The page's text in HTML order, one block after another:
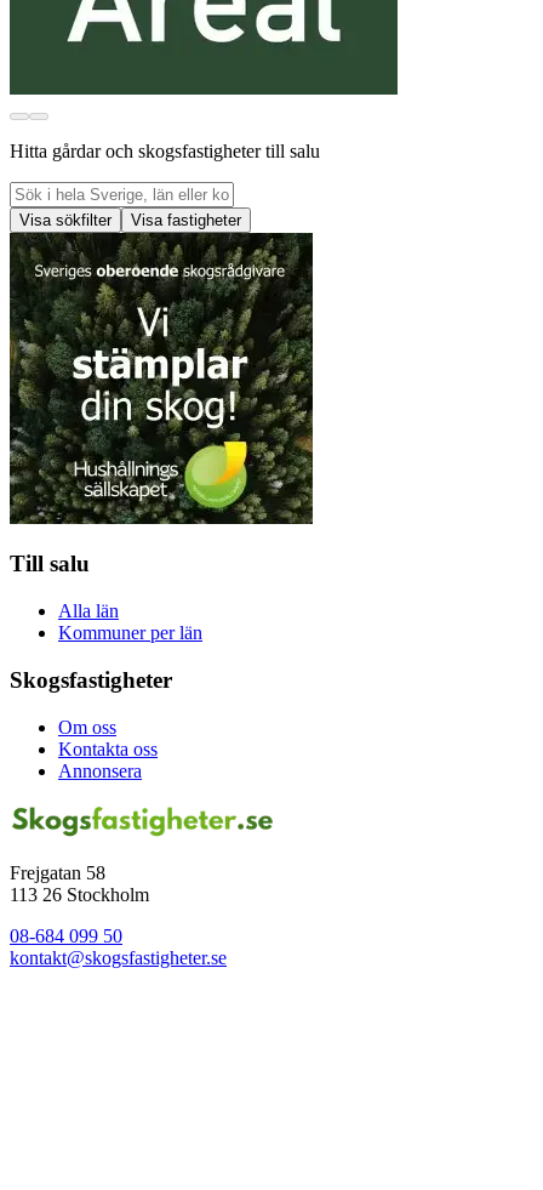
Hitta gårdar och skogsfastigheter till salu
Visa sökfilter Visa fastigheter
Till salu
Alla län
Kommuner per län
Skogsfastigheter
Om oss
Kontakta oss
Annonsera
Frejgatan 58
113 26 Stockholm
08-684 099 50
kontakt@skogsfastigheter.se